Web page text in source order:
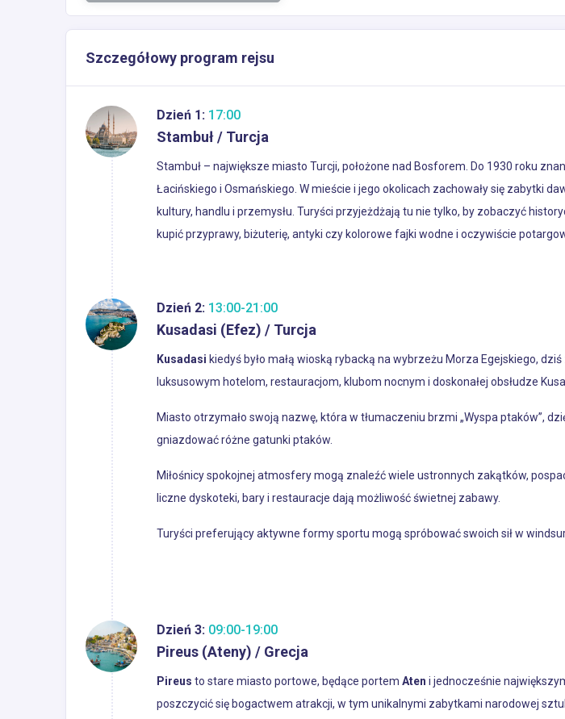
Szczegółowy program rejsu
Dzień 1: 17:00
Stambuł / Turcja
Stambuł – największe miasto Turcji, położone nad Bosforem. Do 1930 roku
Łacińskiego i Osmańskiego. W mieście i jego okolicach zachowały się zabytki
kultury, handlu i przemysłu. Turyści przyjeżdżają tu nie tylko, by zobaczyć
kupić przyprawy, biżuterię, antyki czy kolorowe fajki wodne i oczywiście
Dzień 2: 13:00-21:00
Kusadasi (Efez) / Turcja
Kusadasi kiedyś było małą wioską rybacką na wybrzeżu Morza Egejskiego,
luksusowym hotelom, restauracjom, klubom nocnym i doskonałej obsłudze
Miasto otrzymało swoją nazwę, która w tłumaczeniu brzmi „Wyspa ptaków”,
gniazdować różne gatunki ptaków.
Miłośnicy spokojnej atmosfery mogą znaleźć wiele ustronnych zakątków,
liczne dyskoteki, bary i restauracje dają możliwość świetnej zabawy.
Turyści preferujący aktywne formy sportu mogą spróbować swoich sił w
Dzień 3: 09:00-19:00
Pireus (Ateny) / Grecja
Pireus to stare miasto portowe, będące portem Aten i jednocześnie
poszczycić się bogactwem atrakcji, w tym unikalnymi zabytkami narodowej